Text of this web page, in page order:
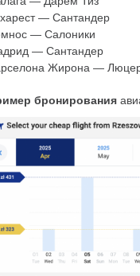
— Сантандер
— Салоники
— Сантандер
Жирона —
бронирования